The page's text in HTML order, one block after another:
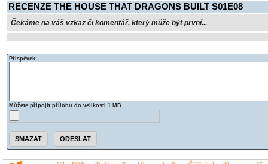
RECENZE THE HOUSE THAT DRAGONS BUILT S01E08
Čekáme na váš vzkaz či komentář, který může být první...
Příspěvek:
Můžete připojit přílohu do velikosti 1 MB